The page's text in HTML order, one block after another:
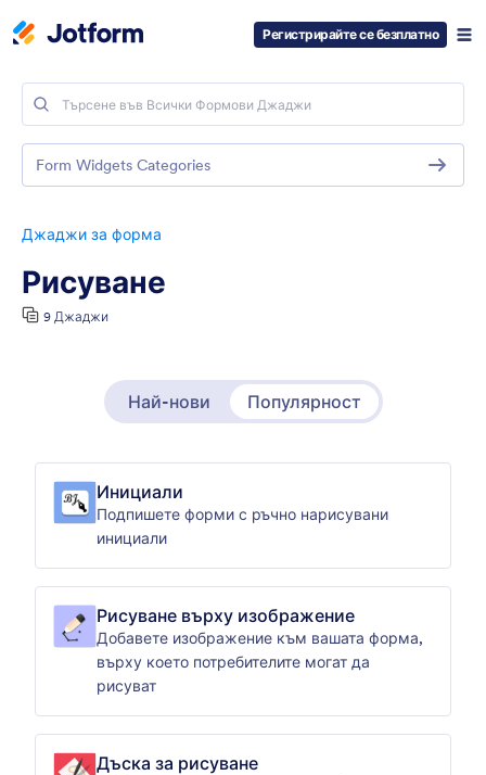
Регистрирайте се безплатно
Джаджи за форма
Рисуване
9 Джаджи
Най-нови Популярност
Инициали
Подпишете форми с ръчно нарисувани
инициали
Рисуване върху изображение
Добавете изображение към вашата форма,
върху което потребителите могат да
рисуват
Дъска за рисуване
Form Widgets Categories